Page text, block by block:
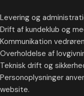
Levering og
Drift af kundeklub og
Kommunikation
Overholdelse af
Teknisk drift og
Personoplysninger
website.